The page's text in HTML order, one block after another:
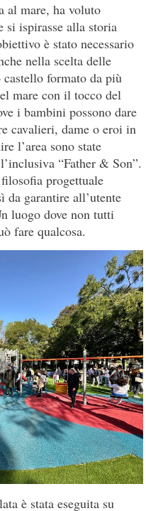
al mare, ha voluto
si ispirasse alla storia
è stato necessario
nella scelta delle
formato da più
mare con il tocco del
i bambini possono dare
cavalieri, dame o eroi in
l’area sono state
“Father & Son”.
filosofia progettuale
da garantire all’utente
luogo dove non tutti
fare qualcosa.
è stata eseguita su